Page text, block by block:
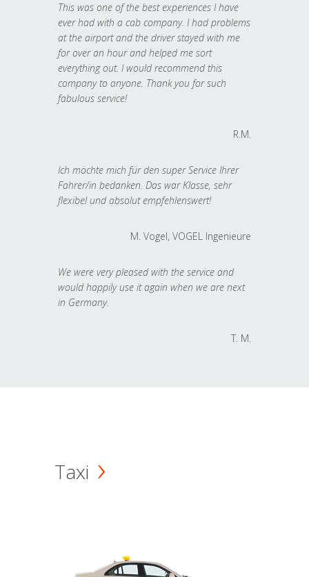
This was one of the best experiences I have
ever had with a cab company. I had problems
at the airport and the driver stayed with me
for over an hour and helped me sort
everything out. I would recommend this
company to anyone. Thank you for such
fabulous service!
R.M.
Ich möchte mich für den super Service Ihrer
Fahrer/in bedanken. Das war Klasse, sehr
flexibel und absolut empfehlenswert!
M. Vogel, VOGEL Ingenieure
We were very pleased with the service and
would happily use it again when we are next
in Germany.
T. M.
Taxi